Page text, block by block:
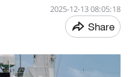
08:05:18 2025-12-13
Share